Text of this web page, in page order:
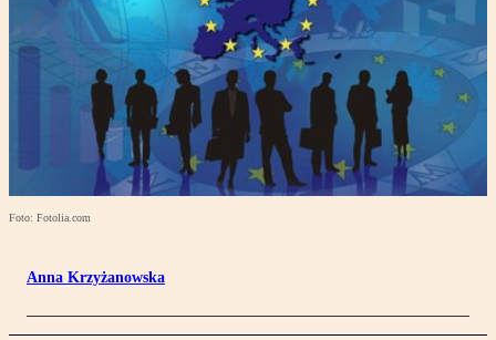
Foto: Fotolia.com
Anna Krzyżanowska